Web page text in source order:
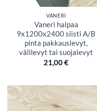
VANERI
Vaneri halpaa
9x1200x2400 siisti A/B
pinta pakkauslevyt,
välilevyt tai suojalevyt
21,00€